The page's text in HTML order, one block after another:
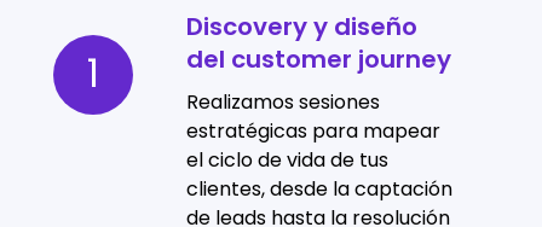
1
Discovery y diseño
del customer journey
Realizamos sesiones
estratégicas para mapear
el ciclo de vida de tus
clientes, desde la captación
de leads hasta la resolución
Discovery
diseño